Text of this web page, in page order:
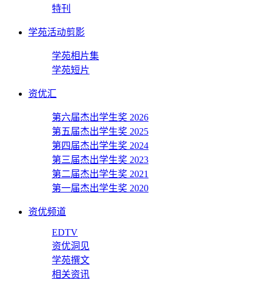
特刊
学苑活动剪影
学苑相片集
学苑短片
资优汇
第六届杰出学生奖 2026
第五届杰出学生奖 2025
第四届杰出学生奖 2024
第三届杰出学生奖 2023
第二届杰出学生奖 2021
第一届杰出学生奖 2020
资优频道
EDTV
资优洞见
学苑撰文
相关资讯